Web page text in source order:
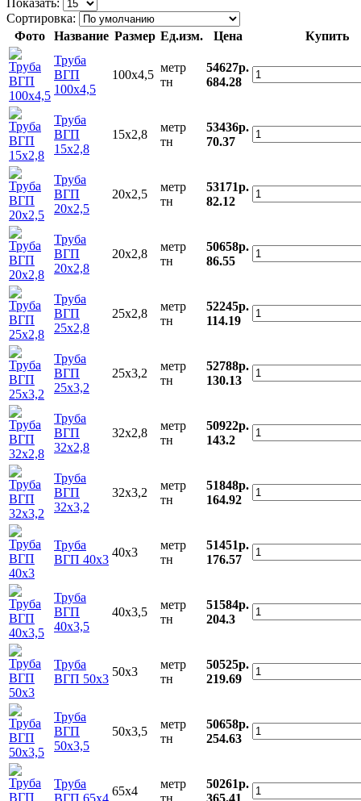
Показать:
Сортировка:
Фото
Название Размер Ед.изм. Цена
Купить
Труба
ВГП
100х4,5
100х4,5
метр
тн
54627р.
684.28
Труба
ВГП
15х2,8
15х2,8
метр
тн
53436р.
70.37
Труба
ВГП
20х2,5
20х2,5
метр
тн
53171р.
82.12
Труба
ВГП
20х2,8
20х2,8
метр
тн
50658р.
86.55
Труба
ВГП
25х2,8
25х2,8
метр
тн
52245р.
114.19
Труба
ВГП
25х3,2
25х3,2
метр
тн
52788р.
130.13
Труба
ВГП
32х2,8
32х2,8
метр
тн
50922р.
143.2
Труба
ВГП
32х3,2
32х3,2
метр
тн
51848р.
164.92
Труба
ВГП 40х3
40х3
метр
тн
51451р.
176.57
Труба
ВГП
40х3,5
40х3,5
метр
тн
51584р.
204.3
Труба
ВГП 50х3
50х3
метр
тн
50525р.
219.69
Труба
ВГП
50х3,5
50х3,5
метр
тн
50658р.
254.63
Труба
65х4
метр
50261р.